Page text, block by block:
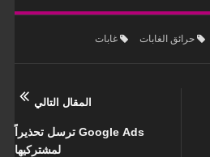
حرائق الغابات غابات
المقال التالي
Google Ads ترسل تحذيراً
لمشتركيها